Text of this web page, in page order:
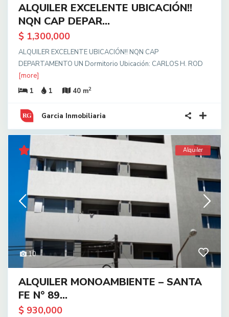
ALQUILER EXCELENTE UBICACIÓN!!
NQN CAP DEPAR...
$ 1,300,000
ALQUILER EXCELENTE UBICACIÓN!! NQN CAP
DEPARTAMENTO UN Dormitorio Ubicación: CARLOS H. ROD
[more]
1
1 40 m2
Garcia Inmobiliaria
10
Alquiler
ALQUILER MONOAMBIENTE – SANTA
FE N° 89...
$ 930,000